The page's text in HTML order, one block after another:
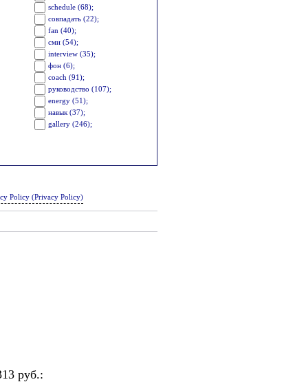
schedule (68);
совпадать (22);
fan (40);
сми (54);
interview (35);
фон (6);
coach (91);
руководство (107);
energy (51);
навык (37);
gallery (246);
Policy (Privacy Policy)
руб.: